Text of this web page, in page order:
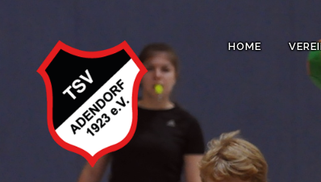
springen
HOME